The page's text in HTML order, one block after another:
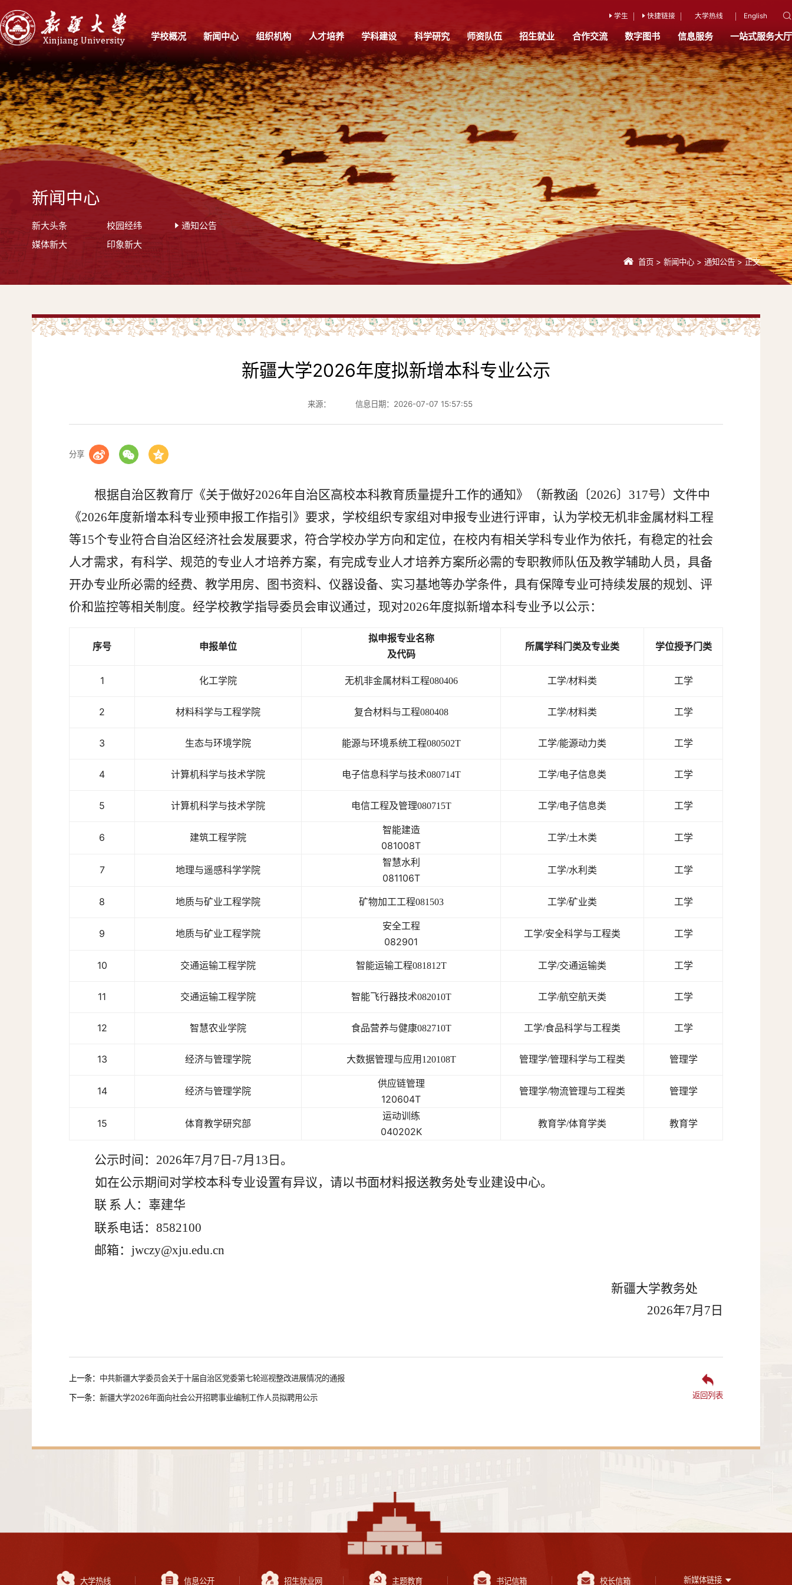
学生 快捷链接 大学热线 English
学校概况 新闻中心 组织机构 人才培养 学科建设 科学研究 师资队伍 招生就业 合作交流 数字图书 信息服务 一站式服务大厅
首页 >新闻中心 >通知公告 > 正文
新闻中心
新大头条 校园经纬
通知公告
媒体新大
印象新大
新疆大学2026年度拟新增本科专业公示
来源： 信息日期：2026-07-07 15:57:55
分享
根据自治区教育厅《关于做好2026年自治区高校本科教育质量提升工作的通知》（新教函〔2026〕317号）文件中
《2026年度新增本科专业预申报工作指引》要求，学校组织专家组对申报专业进行评审，认为学校无机非金属材料工程
等15个专业符合自治区经济社会发展要求，符合学校办学方向和定位，在校内有相关学科专业作为依托，有稳定的社会
人才需求，有科学、规范的专业人才培养方案，有完成专业人才培养方案所必需的专职教师队伍及教学辅助人员，具备
开办专业所必需的经费、教学用房、图书资料、仪器设备、实习基地等办学条件，具有保障专业可持续发展的规划、评
价和监控等相关制度。经学校教学指导委员会审议通过，现对2026年度拟新增本科专业予以公示：
序号 申报单位
拟申报专业名称
及代码
所属学科门类及专业类 学位授予门类
1 化工学院 无机非金属材料工程080406 工学/材料类 工学
2 材料科学与工程学院 复合材料与工程080408 工学/材料类 工学
3 生态与环境学院 能源与环境系统工程080502T 工学/能源动力类 工学
4 计算机科学与技术学院 电子信息科学与技术080714T 工学/电子信息类 工学
5 计算机科学与技术学院 电信工程及管理080715T 工学/电子信息类 工学
6 建筑工程学院
智能建造
081008T
工学/土木类 工学
7 地理与遥感科学学院
智慧水利
081106T
工学/水利类 工学
8 地质与矿业工程学院 矿物加工工程081503 工学/矿业类 工学
9 地质与矿业工程学院
安全工程
082901
工学/安全科学与工程类 工学
10 交通运输工程学院 智能运输工程081812T 工学/交通运输类 工学
11 交通运输工程学院 智能飞行器技术082010T 工学/航空航天类 工学
12 智慧农业学院 食品营养与健康082710T 工学/食品科学与工程类 工学
13 经济与管理学院 大数据管理与应用120108T 管理学/管理科学与工程类 管理学
14 经济与管理学院
供应链管理
120604T
管理学/物流管理与工程类 管理学
15 体育教学研究部
运动训练
040202K
教育学/体育学类 教育学
公示时间：2026年7月7日-7月13日。
如在公示期间对学校本科专业设置有异议，请以书面材料报送教务处专业建设中心。
联 系 人：辜建华
联系电话：8582100
邮箱：jwczy@xju.edu.cn
新疆大学教务处
2026年7月7日
上一条： 中共新疆大学委员会关于十届自治区党委第七轮巡视整改进展情况的通报
下一条： 新疆大学2026年面向社会公开招聘事业编制工作人员拟聘用公示 返回列表
大学热线 信息公开 招生就业网 主题教育 书记信箱 校长信箱 新媒体链接